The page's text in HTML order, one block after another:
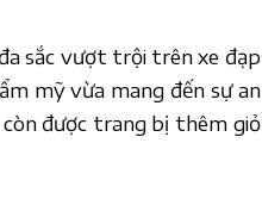
sắc vượt trội trên xe đạp
mỹ vừa mang đến sự an
còn được trang bị thêm giỏ